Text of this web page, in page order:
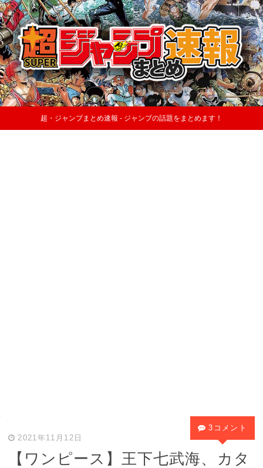
超・ジャンプまとめ速報 - ジャンプの話題をまとめます！
2021年11月12日
【ワンピース】王下七武海、カタ
3コメント